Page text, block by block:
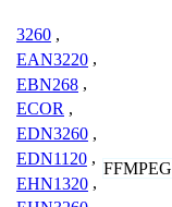
3260 ,
EAN3220 ,
EBN268 ,
ECOR ,
EDN3260 ,
EDN1120 ,
EHN1320 ,
FFMPEG